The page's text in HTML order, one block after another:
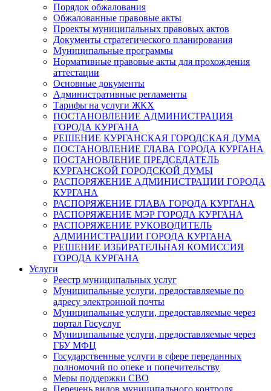
Порядок обжалования
Обжалованные правовые акты
Проекты муниципальных правовых актов
Документы стратегического планирования
Муниципальные программы
Нормативные правовые акты для прохождения
аттестации
Основные документы
Административные регламенты
Тарифы на услуги ЖКХ
ПОСТАНОВЛЕНИЕ АДМИНИСТРАЦИЯ
ГОРОДА КУРГАНА
РЕШЕНИЕ КУРГАНСКАЯ ГОРОДСКАЯ ДУМА
ПОСТАНОВЛЕНИЕ ГЛАВА ГОРОДА КУРГАНА
ПОСТАНОВЛЕНИЕ ПРЕДСЕДАТЕЛЬ
КУРГАНСКОЙ ГОРОДСКОЙ ДУМЫ
РАСПОРЯЖЕНИЕ АДМИНИСТРАЦИИ ГОРОДА
КУРГАНА
РАСПОРЯЖЕНИЕ ГЛАВА ГОРОДА КУРГАНА
РАСПОРЯЖЕНИЕ МЭР ГОРОДА КУРГАНА
РАСПОРЯЖЕНИЕ РУКОВОДИТЕЛЬ
АДМИНИСТРАЦИИ ГОРОДА КУРГАНА
РЕШЕНИЕ ИЗБИРАТЕЛЬНАЯ КОМИССИЯ
ГОРОДА КУРГАНА
Услуги
Реестр муниципальных услуг
Муниципальные услуги, предоставляемые по
адресу электронной почты
Муниципальные услуги, предоставляемые через
портал Госуслуг
Муниципальные услуги, предоставляемые через
ГБУ МФЦ
Государственные услуги в сфере переданных
полномочий по опеке и попечительству
Меры поддержки СВО
Перечень видов муниципального контроля